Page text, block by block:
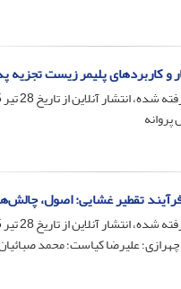
و کاربردهای پلیمر زیست تجزیه
شده، انتشار آنلاین از تاریخ28 تیر 1405
تقطیر غشایی: اصول،
شده، انتشار آنلاین از تاریخ28 تیر 1405
علیرضا کیاست؛ محمد